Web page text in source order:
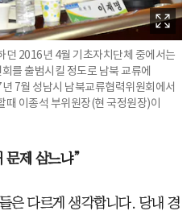
던 2016년 4월 기초자치단체 중에서는
를 출범시킬 정도로 남북 교류에
7월 성남시 남북교류협력위원회에서
때 이종석 부위원장(현 국정원장)이
문제 삼느냐”
은 다르게 생각합니다. 당내 경